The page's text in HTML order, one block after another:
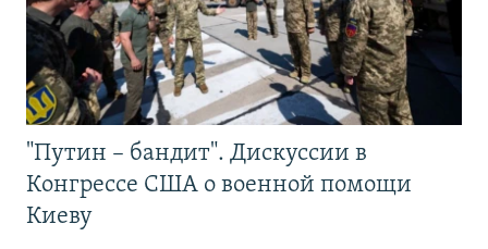
"Путин – бандит". Дискуссии в
Конгрессе США о военной помощи
Киеву